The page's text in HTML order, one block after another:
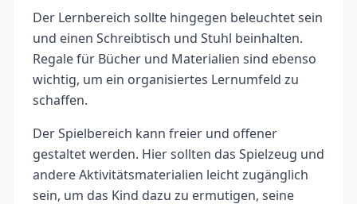
Der Lernbereich sollte hingegen beleuchtet sein
und einen Schreibtisch und Stuhl beinhalten.
Regale für Bücher und Materialien sind ebenso
wichtig, um ein organisiertes Lernumfeld zu
schaffen.
Der Spielbereich kann freier und offener
gestaltet werden. Hier sollten das Spielzeug und
andere Aktivitätsmaterialien leicht zugänglich
sein, um das Kind dazu zu ermutigen, seine